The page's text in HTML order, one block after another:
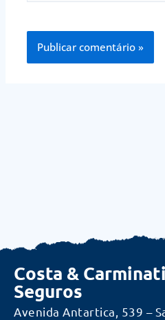
Costa &
Seguros
Avenida Antartica, 539 –